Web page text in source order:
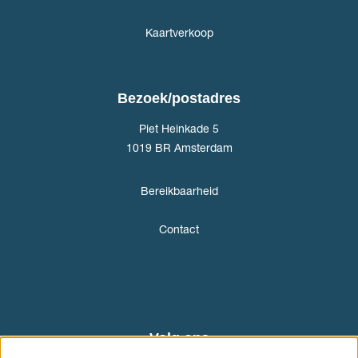
Kaartverkoop
Bezoek/postadres
Piet Heinkade 5
1019 BR Amsterdam
Bereikbaarheid
Contact
Volg ons